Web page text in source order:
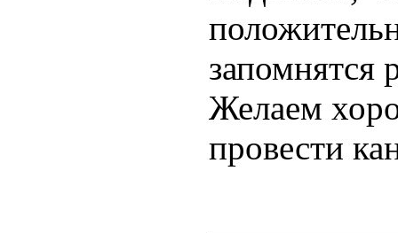
запомнятся
Желаем
провести